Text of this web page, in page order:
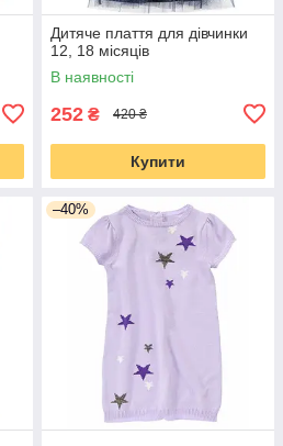
Дитяче плаття для дівчинки
12, 18 місяців
В наявності
252 ₴ 420 ₴
Купити
–40%